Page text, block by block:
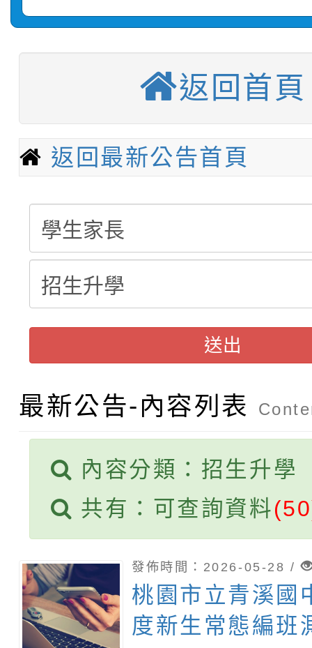
結果(第2招)
9月16日本府B2大禮堂
函轉運動部全民運動署
計畫」1 份，請踴躍報
權責核予出席人員公(
學年度第1學期第7次
結果(第11招)
【甄選結果(第3招)】
學年度第1學期第9次代
結果(第3招)
桃園市家庭教育中心「
程資訊」、「暑期親子
「祖孫樂淘桃」、「愛
絕-親子共學同樂會」
站幸福系列講座及成長
報，惠請貴機關(學校)
「校園短影音徵選活動
員」簡章及活動海報，
踴躍報名參加
115學年度新生訓練注
115學年度新生補報到
結果
【甄選結果(第10招)】
學年度第1學期第7次代
結果(第10招)
【甄選結果(第2招)】
學年度第1學期第9次代
結果(第2招)
轉知：本市公務人員協
9月16日本府B2大禮堂
1次會員大會暨第7屆會
函轉運動部全民運動署
推動社區運動俱樂部營
計畫」1 份，請踴躍報
權責核予出席人員公(
返回首頁
返回最新公告首頁
送出
最新公告-內容列表
內容分類：招生升學
共有：可查詢資料
發佈時間：2026-05-28 /
桃園市立青溪國
度新生常態編班